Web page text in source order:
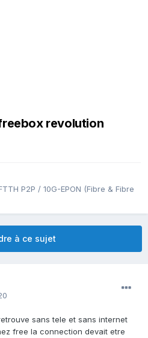
revolution
P2P / 10G-EPON (Fibre & Fibre
à ce sujet
sans tele et sans internet
free la connection devait etre